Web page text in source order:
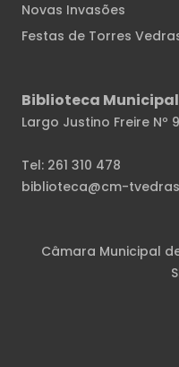
Novas Invasões
Festas de Torres
Biblioteca
Largo Justino Freire Nº
Tel: 261 310 478
biblioteca@cm-
Câmara Municipal